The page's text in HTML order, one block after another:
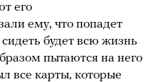
его
ему, что попадет
будет всю жизнь
пытаются на него
все карты, которые